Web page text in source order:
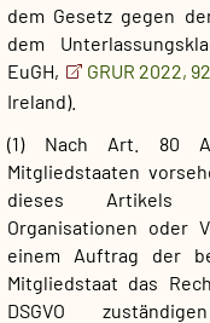
dem Gesetz gegen
dem
EuGH,
GRUR 2022,
Ireland).
(1) Nach Art. 80
Mitgliedstaaten
dieses Artikels
Organisationen oder
einem Auftrag der
Mitgliedstaat das
DSGVO